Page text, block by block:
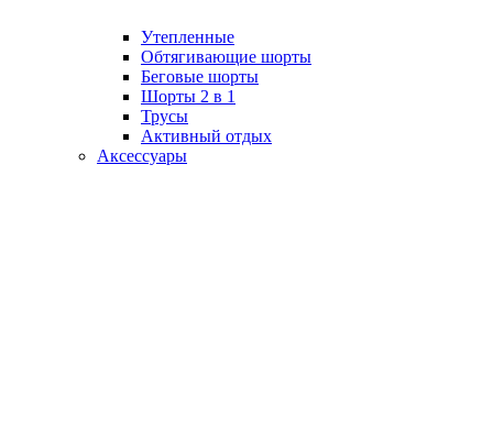
Утепленные
Обтягивающие шорты
Беговые шорты
Шорты 2 в 1
Трусы
Активный отдых
Аксессуары